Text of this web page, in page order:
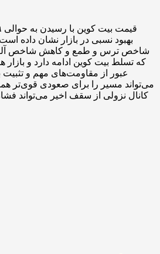
بهبود نسبی در بازار نشان داده
شاخص ترس و طمع و کاهش شاخص
که تسلط بیت کوین ادامه دارد و بازار
می‌تواند مسیر را برای صعودی قوی‌تر
کانال نزولی از سقف اخیر می‌تواند